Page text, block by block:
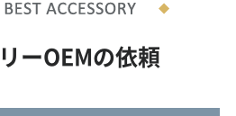
ーOEMの依頼